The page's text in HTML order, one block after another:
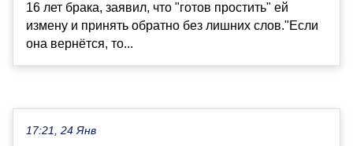
16 лет брака, заявил, что "готов простить" ей
измену и принять обратно без лишних слов."Если
она вернётся, то...
17:21, 24 Янв